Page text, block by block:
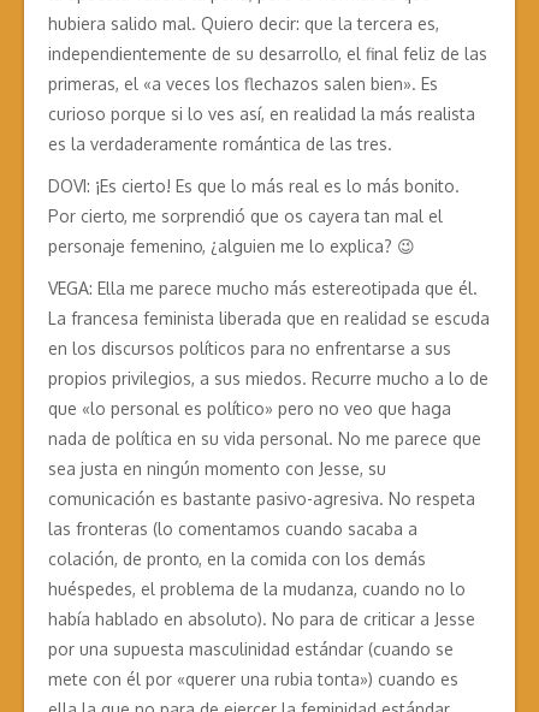
hubiera salido mal. Quiero decir: que la tercera es,
independientemente de su desarrollo, el final feliz de las
primeras, el «a veces los flechazos salen bien». Es
curioso porque si lo ves así, en realidad la más realista
es la verdaderamente romántica de las tres.
DOVI: ¡Es cierto! Es que lo más real es lo más bonito.
Por cierto, me sorprendió que os cayera tan mal el
personaje femenino, ¿alguien me lo explica? 😉
VEGA: Ella me parece mucho más estereotipada que él.
La francesa feminista liberada que en realidad se escuda
en los discursos políticos para no enfrentarse a sus
propios privilegios, a sus miedos. Recurre mucho a lo de
que «lo personal es político» pero no veo que haga
nada de política en su vida personal. No me parece que
sea justa en ningún momento con Jesse, su
comunicación es bastante pasivo-agresiva. No respeta
las fronteras (lo comentamos cuando sacaba a
colación, de pronto, en la comida con los demás
huéspedes, el problema de la mudanza, cuando no lo
había hablado en absoluto). No para de criticar a Jesse
por una supuesta masculinidad estándar (cuando se
mete con él por «querer una rubia tonta») cuando es